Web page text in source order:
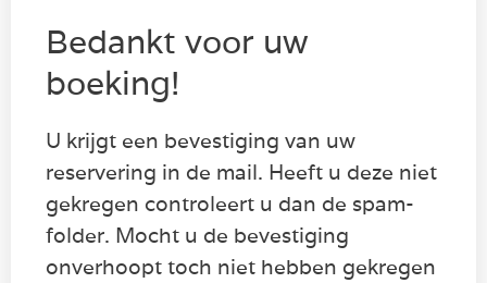
Bedankt voor uw
boeking!
U krijgt een bevestiging van uw
reservering in de mail. Heeft u deze niet
gekregen controleert u dan de spam-
folder. Mocht u de bevestiging
onverhoopt toch niet hebben gekregen